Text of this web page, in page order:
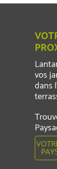
vos
dans